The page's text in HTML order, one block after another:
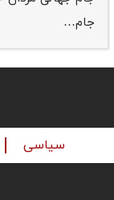
جام…
سیاسی